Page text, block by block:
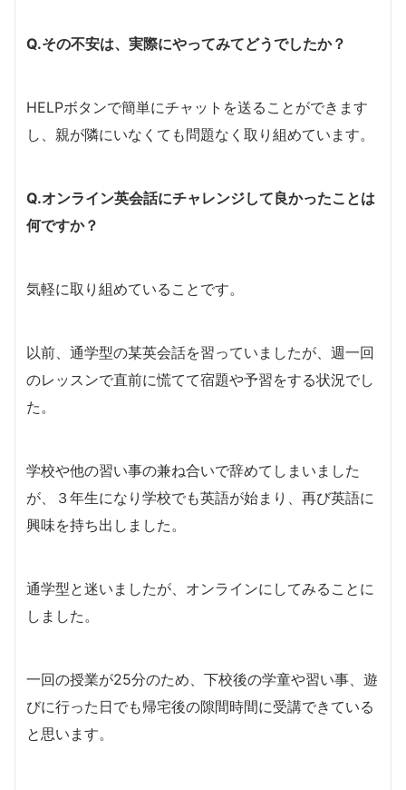
Q.その不安は、実際にやってみてどうでしたか？
HELPボタンで簡単にチャットを送ることができます
し、親が隣にいなくても問題なく取り組めています。
Q.オンライン英会話にチャレンジして良かったことは
何ですか？
気軽に取り組めていることです。
以前、通学型の某英会話を習っていましたが、週一回
のレッスンで直前に慌てて宿題や予習をする状況でし
た。
学校や他の習い事の兼ね合いで辞めてしまいました
が、３年生になり学校でも英語が始まり、再び英語に
興味を持ち出しました。
通学型と迷いましたが、オンラインにしてみることに
しました。
一回の授業が25分のため、下校後の学童や習い事、遊
びに行った日でも帰宅後の隙間時間に受講できている
と思います。